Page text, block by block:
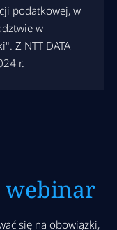
podatkowej, w
w
Z NTT DATA
r.
webinar
się na obowiązki,